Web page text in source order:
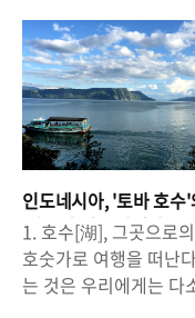
나오는 물줄기에서부
존 강 최대 도시 '마나
(Manaus)'에 이르는
서, 나는 강과 함께 살
사람들을 만났고, 나와
한 길을 걷고 있는 여행
을 만났다. 그리고, 그
서도 볼 수 없는 멋진
도 만날 수 있었다. △ ..
지에 대한 정보를 어느
알고 있으면 여행하는
은 도움이 됩니다. 특
방법'이나 '여행 경로'
정보를 미리 알아두면
절약할 수 있고, 여행
짜는 데 많은 도움이 되
인도네시아 '수마트라
행을 계획하고 있는 분
위해 '메단(Medan
중심으로 한, 북 수마트
인도네시아, '토바 호수'
'사모서 섬' - 칼데라 호
종결.(Lake Toba &
Samosir Island) : 수마
여행
1. 호수[湖], 그곳으로
호숫가로 여행을 떠난
는 것은 우리에게는 다